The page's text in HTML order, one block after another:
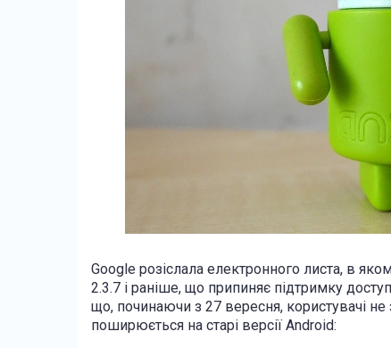
Google розіслала електронного листа, в
2.3.7 і раніше, що припиняє підтримку
що, починаючи з 27 вересня, користувачі
поширюється на старі версії Android: